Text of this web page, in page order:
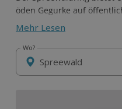
öden Gegurke auf
Ferrari oder Formel-
Rennstrecke bringt deine
Sekundenschnelle auf
stehen und wage dich
Schleuder in den Ring!
Mehr Lesen
Wo?
Wo?